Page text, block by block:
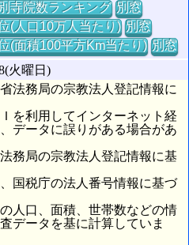
寺院数ランキング 別窓
(人口10万人当たり) 別窓
(面積100平方Km当たり) 別窓
火曜日)
法務局の宗教法人登記情報に
を利用してインターネット経
データに誤りがある場合があ
務局の宗教法人登記情報に基
国税庁の法人番号情報に基づ
人口、面積、世帯数などの情
データを基に計算していま